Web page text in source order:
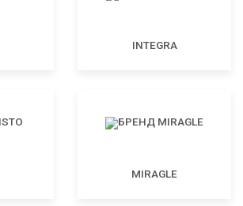
INTEGRA
MIRAGLE